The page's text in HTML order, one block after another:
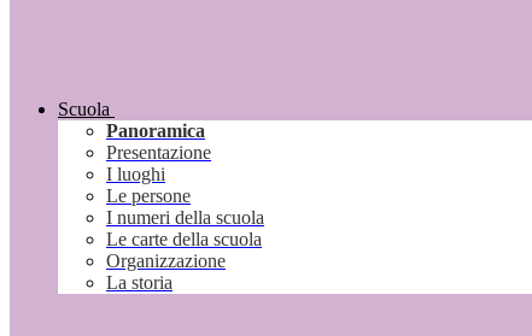
Scuola
Panoramica
Presentazione
I luoghi
Le persone
I numeri della scuola
Le carte della scuola
Organizzazione
La storia